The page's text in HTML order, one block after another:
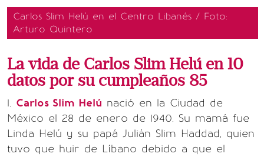
Carlos Slim Helú en el Centro Libanés / Foto:
Arturo Quintero
La vida de Carlos Slim Helú en 10
datos por su cumpleaños 85
1. Carlos Slim Helú nació en la Ciudad de
México el 28 de enero de 1940. Su mamá fue
Linda Helú y su papá Julián Slim Haddad, quien
tuvo que huir de Líbano debido a que el